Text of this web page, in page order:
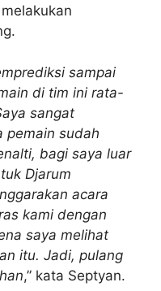
sampai
di tim ini rata-
sangat
pemain sudah
bagi saya luar
Djarum
acara
kami dengan
saya melihat
itu. Jadi, pulang
,” kata Septyan.